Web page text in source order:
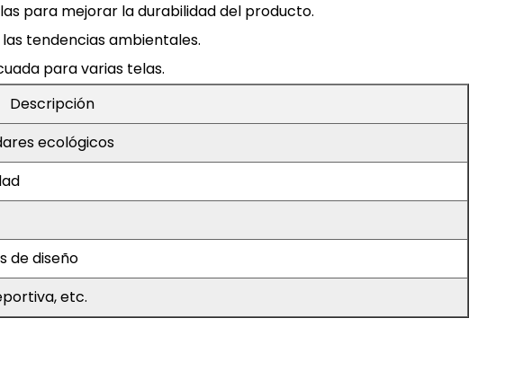
para mejorar la durabilidad del producto.
tendencias ambientales.
para varias telas.
Descripción
ecológicos
de diseño
etc.